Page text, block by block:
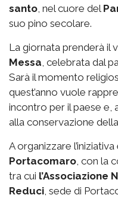
santo , nel cuore del
suo pino secolare.
La giornata prenderà il
Messa , celebrata dal
Sarà il momento
quest’anno vuole
incontro per il paese e,
alla conservazione
A organizzare l’iniziativa
Portacomaro , con la
tra cui l’Associazione
Reduci , sede di